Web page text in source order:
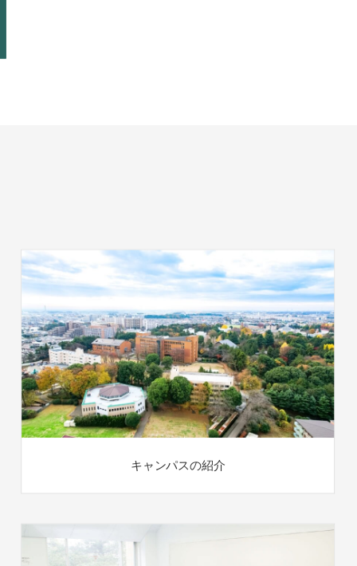
キャンパスの紹介